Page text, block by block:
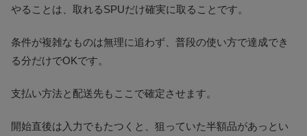
やることは、取れるSPUだけ確実に取ることです。
条件が複雑なものは無理に追わず、普段の使い方で達成でき
る分だけでOKです。
支払い方法と配送先もここで確定させます。
開始直後は入力でもたつくと、狙っていた半額品があっとい